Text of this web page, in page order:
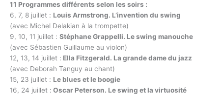
11 Programmes différents selon les soirs :
6, 7, 8 juillet : Louis Armstrong. L’invention du swing
(avec Michel Delakian à la trompette)
9, 10, 11 juillet : Stéphane Grappelli. Le swing manouche
(avec Sébastien Guillaume au violon)
12, 13, 14 juillet : Ella Fitzgerald. La grande dame du jazz
(avec Deborah Tanguy au chant)
15, 23 juillet : Le blues et le boogie
16, 24 juillet : Oscar Peterson. Le swing et la virtuosité